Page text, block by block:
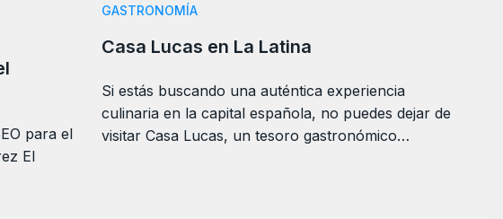
para el
El
GASTRONOMÍA
Casa Lucas en La Latina
Si estás buscando una auténtica experiencia
culinaria en la capital española, no puedes dejar de
visitar Casa Lucas, un tesoro gastronómico…